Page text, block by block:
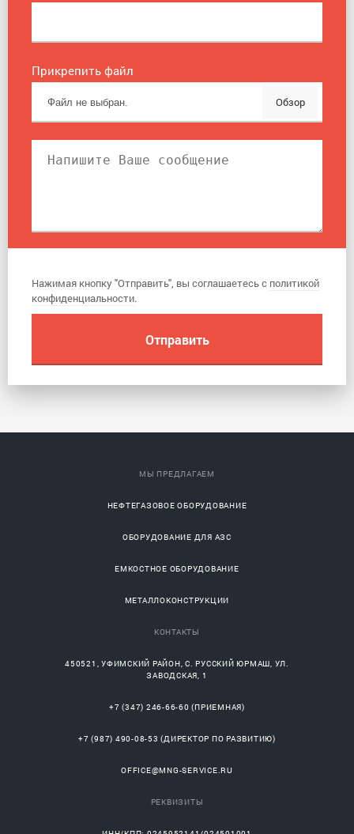
Прикрепить файл
Обзор
Нажимая кнопку "Отправить", вы соглашаетесь с политикой
конфиденциальности.
МЫ ПРЕДЛАГАЕМ
НЕФТЕГАЗОВОЕ ОБОРУДОВАНИЕ
ОБОРУДОВАНИЕ ДЛЯ АЗС
ЕМКОСТНОЕ ОБОРУДОВАНИЕ
МЕТАЛЛОКОНСТРУКЦИИ
КОНТАКТЫ
450521 ,УФИМСКИЙ РАЙОН, С.РУССКИЙ ЮРМАШ, УЛ.
ЗАВОДСКАЯ, 1
+7 (347) 246-66-60 (ПРИЕМНАЯ)
+7 (987) 490-08-53 (ДИРЕКТОР ПО РАЗВИТИЮ)
OFFICE@MNG-SERVICE.RU
РЕКВИЗИТЫ